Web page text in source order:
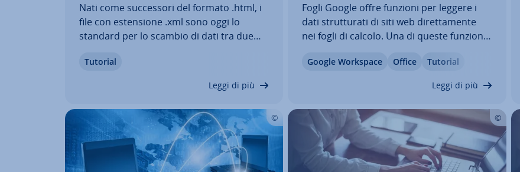
Nati come suc­ces­so­ri del formato .html, i
file con esten­sio­ne .xml sono oggi lo
standard per lo scambio di dati tra due
sia dagli esseri umani che dalle macchine.
il formato, quali vantaggi offre…
Tutorial
Leggi di più
Fogli Google offre funzioni per leggere i
dati strut­tu­ra­ti di siti web di­ret­ta­men­te
nei fogli di calcolo. Una di queste funzioni
funzione consente di creare elenchi chiari
Google Workspace Office Tutorial
Leggi di più